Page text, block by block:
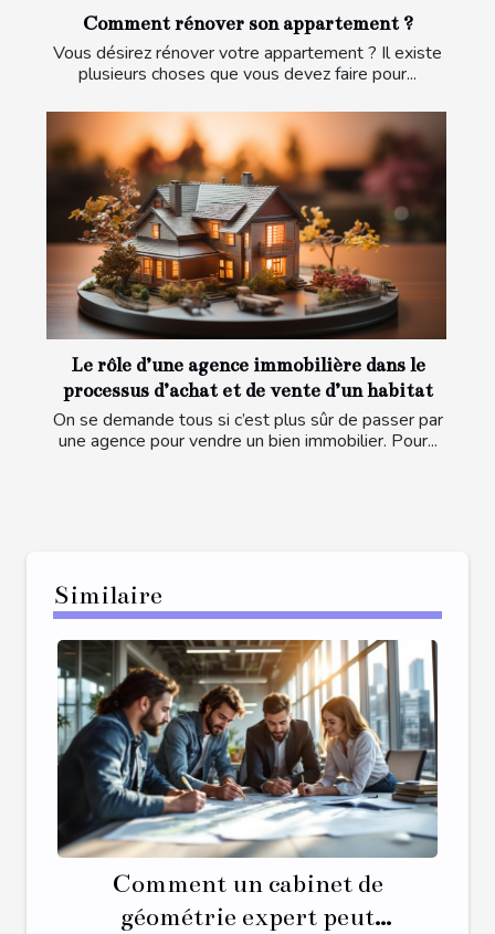
Comment rénover son appartement ?
Vous désirez rénover votre appartement ? Il existe
plusieurs choses que vous devez faire pour...
Le rôle d’une agence immobilière dans le
processus d’achat et de vente d’un habitat
On se demande tous si c’est plus sûr de passer par
une agence pour vendre un bien immobilier. Pour...
Similaire
Comment un cabinet de
géométrie expert peut